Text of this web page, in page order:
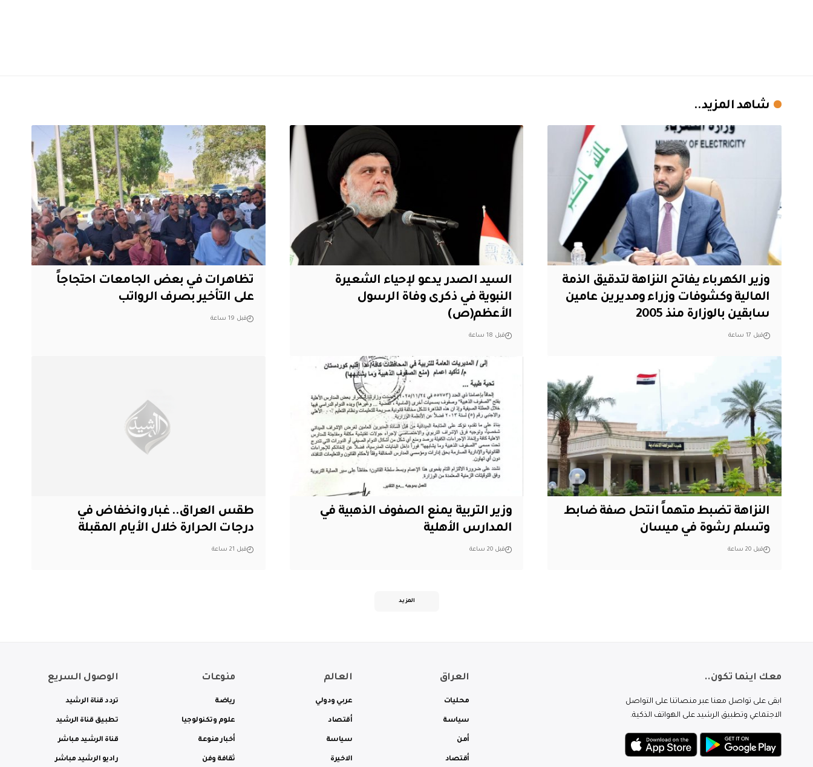
شاهد المزيد..
وزير الكهرباء يفاتح النزاهة لتدقيق الذمة
المالية وكشوفات وزراء ومديرين عامين
سابقين بالوزارة منذ 2005
قبل 17 ساعة
السيد الصدر يدعو لإحياء الشعيرة
النبوية في ذكرى وفاة الرسول
الأعظم(ص)
قبل 18 ساعة
تظاهرات في بعض الجامعات احتجاجاً
على التأخير بصرف الرواتب
قبل 19 ساعة
النزاهة تضبط متهماً انتحل صفة ضابط
وتسلم رشوة في ميسان
قبل 20 ساعة
وزير التربية يمنع الصفوف الذهبية في
المدارس الأهلية
قبل 20 ساعة
طقس العراق.. غبار وانخفاض في
درجات الحرارة خلال الأيام المقبلة
قبل 21 ساعة
المزيد
معك اينما تكون..
ابقى على تواصل معنا عبر منصاتنا على التواصل
الاجتماعي وتطبيق الرشيد على الهواتف الذكية.
العراق
محليات
سياسة
أمن
أقتصاد
العالم
عربي ودولي
أقتصاد
سياسة
الاخيرة
منوعات
رياضة
علوم وتكنولوجيا
أخبار منوعة
ثقافة وفن
الوصول السريع
تردد قناة الرشيد
تطبيق قناة الرشيد
قناة الرشيد مباشر
راديو الرشيد مباشر